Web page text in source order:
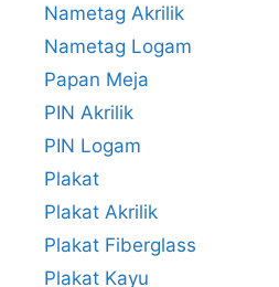
Nametag Akrilik
Nametag Logam
Papan Meja
PIN Akrilik
PIN Logam
Plakat
Plakat Akrilik
Plakat Fiberglass
Plakat Kayu